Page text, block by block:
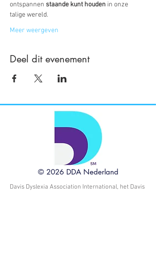
ontspannen staande kunt houden in onze
talige wereld.
Meer weergeven
Deel dit evenement
© 2026 DDA Nederland
Davis Dyslexia Association International, het Davis